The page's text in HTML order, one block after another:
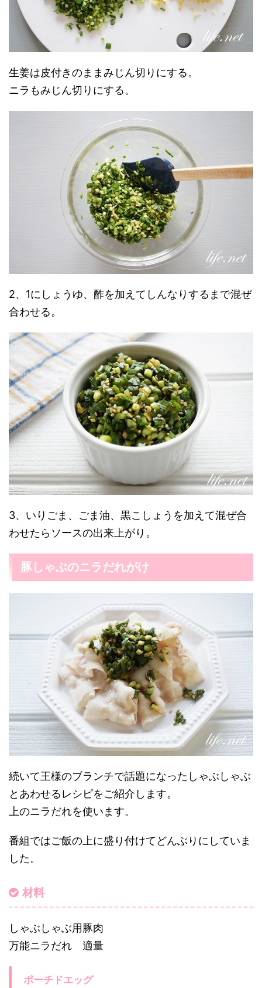
生姜は皮付きのままみじん切りにする。
ニラもみじん切りにする。
2、1にしょうゆ、酢を加えてしんなりするまで混ぜ
合わせる。
3、いりごま、ごま油、黒こしょうを加えて混ぜ合
わせたらソースの出来上がり。
豚しゃぶのニラだれがけ
続いて王様のブランチで話題になったしゃぶしゃぶ
とあわせるレシピをご紹介します。
上のニラだれを使います。
番組ではご飯の上に盛り付けてどんぶりにしていま
した。
材料
しゃぶしゃぶ用豚肉
万能ニラだれ 適量
ポーチドエッグ